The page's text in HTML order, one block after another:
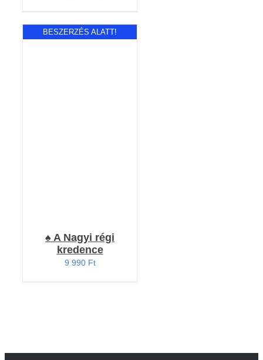
BESZERZÉS ALATT!
♠️ A Nagyi régi
kredence
9 990 Ft